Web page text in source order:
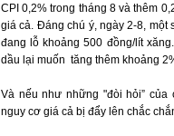
CPI 0,2% trong tháng 8 và thêm
giá cả. Đáng chú ý, ngày 2-8,
đang lỗ khoảng 500 đồng/lít
dầu lại muốn tăng thêm khoảng
Và nếu như những "đòi hỏi”
nguy cơ giá cả bị đẩy lên chắc